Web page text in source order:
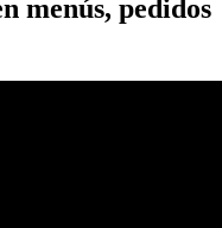
menús, pedidos